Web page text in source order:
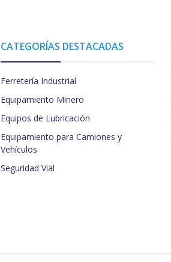
CATEGORÍAS DESTACADAS
Ferretería Industrial
Equipamiento Minero
Equipos de Lubricación
Equipamiento para Camiones y
Vehículos
Seguridad Vial